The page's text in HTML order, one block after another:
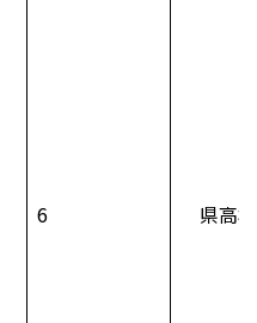
6 県高